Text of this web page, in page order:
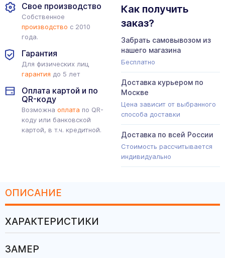
Свое производство
Собственное
производство с 2010
года.
Гарантия
Для физических лиц
гарантия до 5 лет
Оплата картой и по
QR-коду
Возможна оплата по QR-
коду или банковской
картой, в т.ч. кредитной.
Как получить
заказ?
Забрать самовывозом из
нашего магазина
Бесплатно
Доставка курьером по
Москве
Цена зависит от выбранного
способа доставки
Доставка по всей России
Стоимость рассчитывается
индивидуально
ОПИСАНИЕ
ХАРАКТЕРИСТИКИ
ЗАМЕР